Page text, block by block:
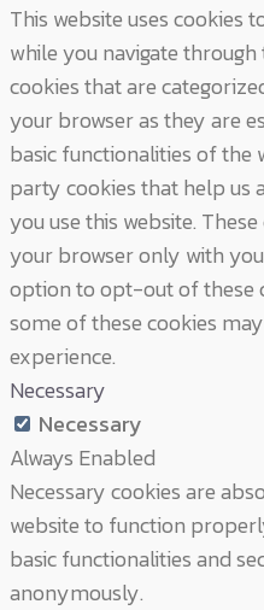
This website uses cookies
while you navigate
cookies that are
your browser as they are
basic functionalities of the
party cookies that help us
you use this website.
your browser only with
option to opt-out of these
some of these cookies
experience.
Necessary
Necessary
Always Enabled
Necessary cookies are
website to function
basic functionalities and
anonymously.